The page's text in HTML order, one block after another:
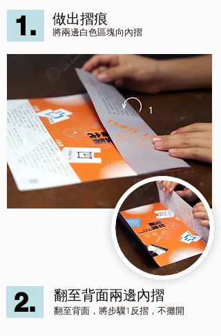
翻至背面，將步驟1反摺，不攤開
2. 翻至背面兩邊內摺
將兩邊白色區塊向內摺
1. 做出摺痕